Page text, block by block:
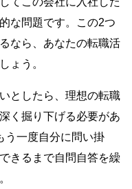
な問題です。この2つ
なら、あなたの転職活
ょう。
としたら、理想の転職
く掘り下げる必要があ
う一度自分に問い掛
きるまで自問自答を繰